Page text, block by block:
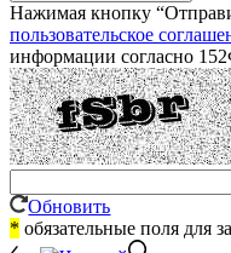
Нажимая кнопку
пользовательское
информации согласно
Обновить
* обязательные поля для